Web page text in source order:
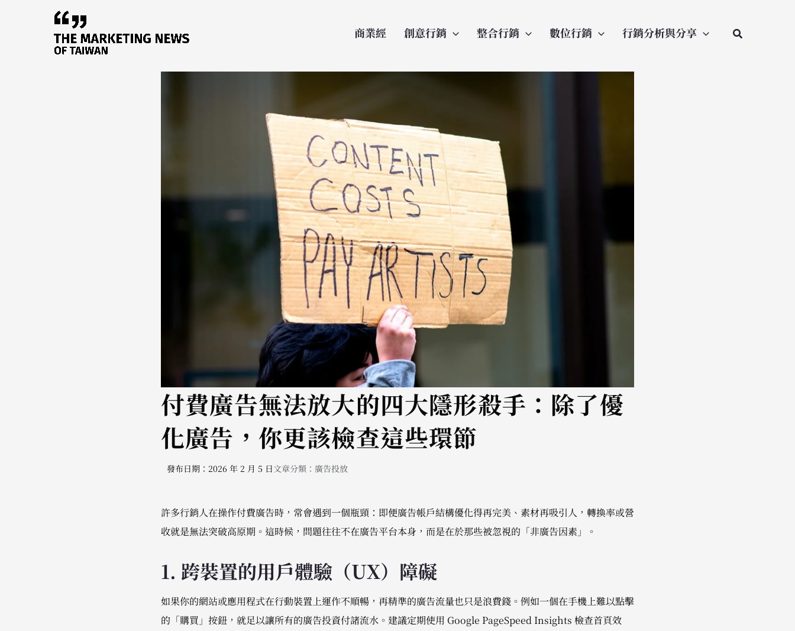
商業經 創意行銷 整合行銷 數位行銷 行銷分析與分享
付費廣告無法放大的四大隱形殺手：除了優
化廣告，你更該檢查這些環節
發布日期：2026 年 2 月 5 日文章分類： 廣告投放
許多行銷人在操作付費廣告時，常會遇到一個瓶頸：即便廣告帳戶結構優化得再完美、素材再吸引人，轉換率或營
收就是無法突破高原期。這時候，問題往往不在廣告平台本身，而是在於那些被忽視的「非廣告因素」。
1. 跨裝置的用戶體驗（UX）障礙
如果你的網站或應用程式在行動裝置上運作不順暢，再精準的廣告流量也只是浪費錢。例如一個在手機上難以點擊
的「購買」按鈕，就足以讓所有的廣告投資付諸流水。建議定期使用 Google PageSpeed Insights 檢查首頁效